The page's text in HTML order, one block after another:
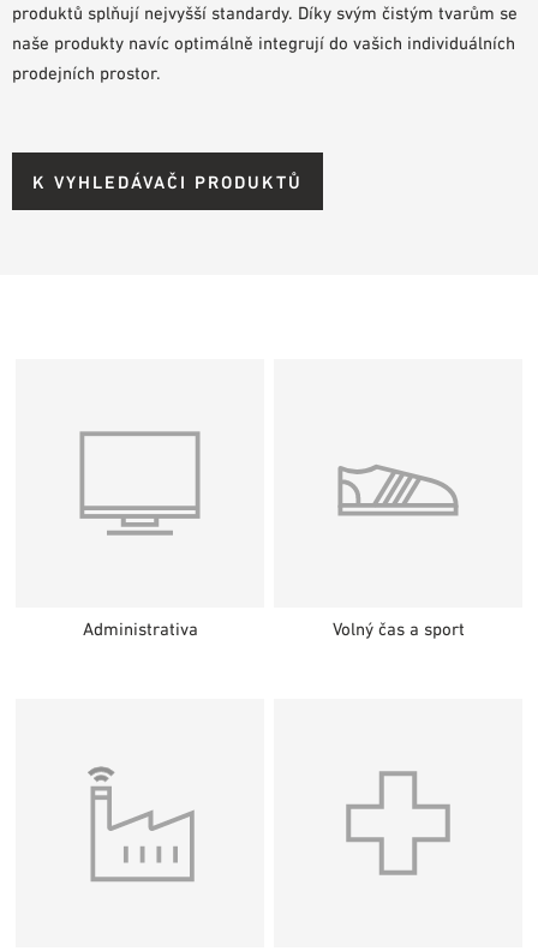
produktů splňují nejvyšší standardy. Díky svým čistým tvarům se
naše produkty navíc optimálně integrují do vašich individuálních
prodejních prostor.
K VYHLEDÁVAČI PRODUKTŮ
Administrativa Volný čas a sport